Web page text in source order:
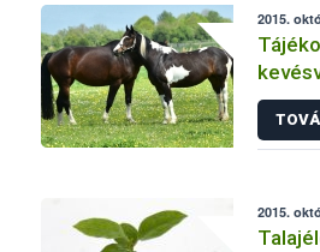
2015.
2015.